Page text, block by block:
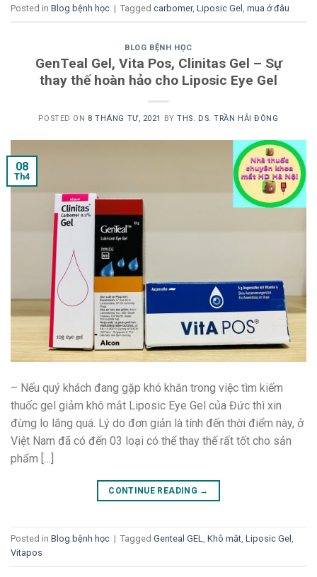
Posted in Blog bệnh học | Tagged carbomer, Liposic Gel , mua ở đâu
BLOG BỆNH HỌC
GenTeal Gel, Vita Pos, Clinitas Gel – Sự
thay thế hoàn hảo cho Liposic Eye Gel
POSTED ON 8 THÁNG TƯ, 2021 BYTHS. DS. TRẦN HẢI ĐÔNG
08
Th4
– Nếu quý khách đang gặp khó khăn trong việc tìm kiếm
thuốc gel giảm khô mắt Liposic Eye Gel của Đức thì xin
đừng lo lắng quá. Lý do đơn giản là tính đến thời điểm này, ở
Việt Nam đã có đến 03 loại có thể thay thế rất tốt cho sản
phẩm […]
CONTINUE READING →
Posted in Blog bệnh học | Tagged Genteal GEL, Khô mắt, Liposic Gel ,
Vitapos